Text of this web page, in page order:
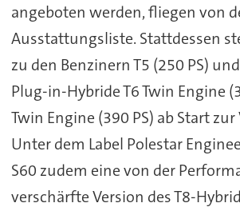
angeboten werden, fliegen von
Ausstattungsliste. Stattdessen
zu den Benzinern T5 (250 PS)
Plug-in-Hybride T6 Twin Engine
Twin Engine (390 PS) ab Start
Unter dem Label Polestar
S60 zudem eine von der
verschärfte Version des T8-